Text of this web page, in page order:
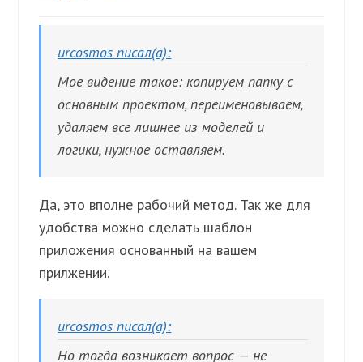
urcosmos писал(а):
Мое видение такое: копируем папку с
основным проектом, переименовываем,
удаляем все лишнее из моделей и
логики, нужное оставляем.
Да, это вполне рабочий метод. Так же для
удобства можно сделать шаблон
приложения основанный на вашем
прилжении.
urcosmos писал(а):
Но тогда возникает вопрос — не